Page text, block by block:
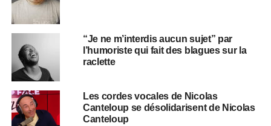
“Je ne m’interdis aucun sujet” par
l’humoriste qui fait des blagues sur la
raclette
Les cordes vocales de Nicolas
Canteloup se désolidarisent de Nicolas
Canteloup